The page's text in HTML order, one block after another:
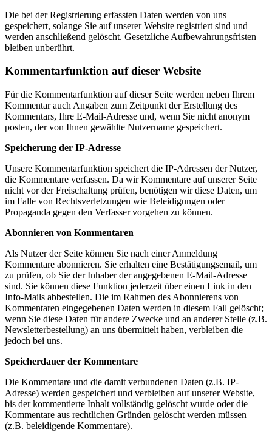
Die bei der Registrierung erfassten Daten werden von uns
gespeichert, solange Sie auf unserer Website registriert sind und
werden anschließend gelöscht. Gesetzliche Aufbewahrungsfristen
bleiben unberührt.
Kommentarfunktion auf dieser Website
Für die Kommentarfunktion auf dieser Seite werden neben Ihrem
Kommentar auch Angaben zum Zeitpunkt der Erstellung des
Kommentars, Ihre E-Mail-Adresse und, wenn Sie nicht anonym
posten, der von Ihnen gewählte Nutzername gespeichert.
Speicherung der IP-Adresse
Unsere Kommentarfunktion speichert die IP-Adressen der Nutzer,
die Kommentare verfassen. Da wir Kommentare auf unserer Seite
nicht vor der Freischaltung prüfen, benötigen wir diese Daten, um
im Falle von Rechtsverletzungen wie Beleidigungen oder
Propaganda gegen den Verfasser vorgehen zu können.
Abonnieren von Kommentaren
Als Nutzer der Seite können Sie nach einer Anmeldung
Kommentare abonnieren. Sie erhalten eine Bestätigungsemail, um
zu prüfen, ob Sie der Inhaber der angegebenen E-Mail-Adresse
sind. Sie können diese Funktion jederzeit über einen Link in den
Info-Mails abbestellen. Die im Rahmen des Abonnierens von
Kommentaren eingegebenen Daten werden in diesem Fall gelöscht;
wenn Sie diese Daten für andere Zwecke und an anderer Stelle (z.B.
Newsletterbestellung) an uns übermittelt haben, verbleiben die
jedoch bei uns.
Speicherdauer der Kommentare
Die Kommentare und die damit verbundenen Daten (z.B. IP-
Adresse) werden gespeichert und verbleiben auf unserer Website,
bis der kommentierte Inhalt vollständig gelöscht wurde oder die
Kommentare aus rechtlichen Gründen gelöscht werden müssen
(z.B. beleidigende Kommentare).